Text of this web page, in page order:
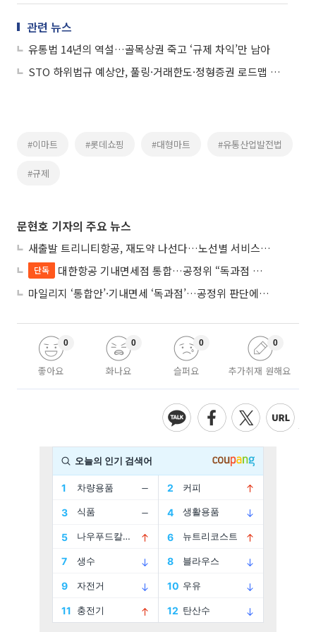
관련 뉴스
유통법 14년의 역설…골목상권 죽고 ‘규제 차익’만 남아
STO 하위법규 예상안, 풀링·거래한도·정형증권 로드맵 제시
#이마트 #롯데쇼핑 #대형마트 #유통산업발전법
#규제
문현호 기자의 주요 뉴스
새출발 트리니티항공, 재도약 나선다…노선별 서비스 차별화
단독
대한항공 기내면세점 통합…공정위 “독과점 여부 따진다”
마일리지 ‘통합안’·기내면세 ‘독과점’…공정위 판단에 쏠린 눈
좋아요
0
화나요
0
슬퍼요
0
추가취재 원해요
0